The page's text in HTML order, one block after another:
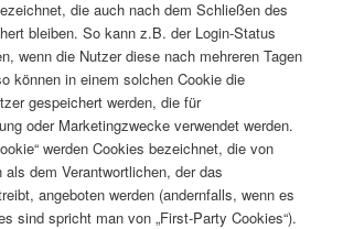
die auch nach dem Schließen des
bleiben. So kann z.B. der Login-Status
wenn die Nutzer diese nach mehreren Tagen
können in einem solchen Cookie die
gespeichert werden, die für
oder Marketingzwecke verwendet werden.
werden Cookies bezeichnet, die von
als dem Verantwortlichen, der das
angeboten werden (andernfalls, wenn es
sind spricht man von „First-Party Cookies“).